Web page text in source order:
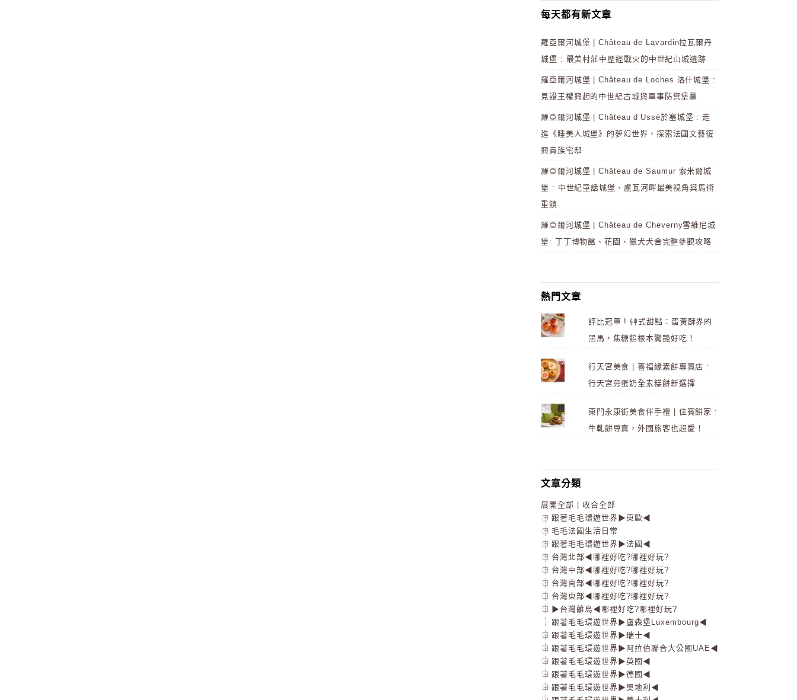
每天都有新文章
羅亞爾河城堡 | Château de Lavardin拉瓦爾丹
城堡 : 最美村莊中歷經戰火的中世紀山城遺跡
羅亞爾河城堡 | Château de Loches 洛什城堡 :
見證王權興起的中世紀古城與軍事防禦堡壘
羅亞爾河城堡 | Château d’Ussé於塞城堡 : 走
進《睡美人城堡》的夢幻世界，探索法國文藝復
興貴族宅邸
羅亞爾河城堡 | Château de Saumur 索米爾城
堡 : 中世紀童話城堡、盧瓦河畔最美視角與馬術
重鎮
羅亞爾河城堡 | Château de Cheverny雪維尼城
堡: 丁丁博物館、花園、獵犬犬舍完整參觀攻略
熱門文章
評比冠軍 ! 艸式甜點：蛋黃酥界的
黑馬，焦糖餡根本驚艷好吃！
行天宮美食 | 喜福緣素餅專賣店 :
行天宮旁蛋奶全素糕餅新選擇
東門永康街美食伴手禮 | 佳賓餅家 :
牛軋餅專賣，外國旅客也超愛！
文章分類
展開全部
收合全部
跟著毛毛環遊世界▶東歐◀
毛毛法國生活日常
跟著毛毛環遊世界▶法國◀
台灣北部◀哪裡好吃?哪裡好玩?
台灣中部◀哪裡好吃?哪裡好玩?
台灣南部◀哪裡好吃?哪裡好玩?
台灣東部◀哪裡好吃?哪裡好玩?
▶台灣離島◀哪裡好吃?哪裡好玩?
跟著毛毛環遊世界▶盧森堡Luxembourg◀
跟著毛毛環遊世界▶瑞士◀
跟著毛毛環遊世界▶阿拉伯聯合大公國UAE◀
跟著毛毛環遊世界▶英國◀
跟著毛毛環遊世界▶德國◀
跟著毛毛環遊世界▶奧地利◀